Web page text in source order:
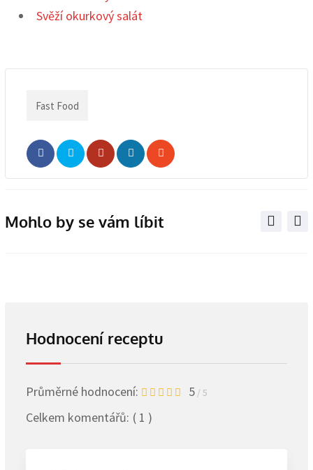
Svěží okurkový salát
Fast Food
WhatsappShare
Print
Mohlo by se vám líbit
Hodnocení receptu
Průměrné hodnocení: 5 / 5
Celkem komentářů: ( 1 )